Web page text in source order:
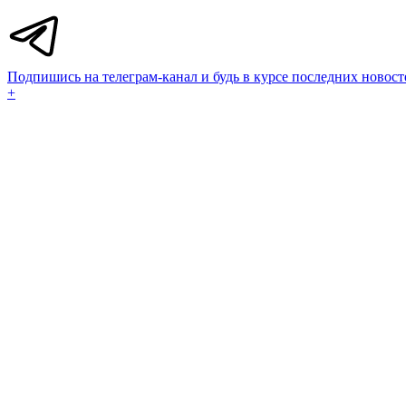
Подпишись на телеграм-канал и будь в курсе последних
+